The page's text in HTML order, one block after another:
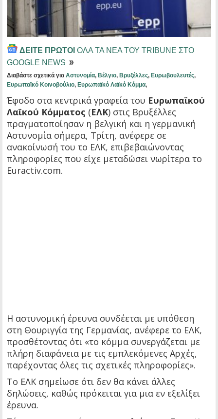
ΔΕΙΤΕ ΠΡΩΤΟΙ ΟΛΑ ΤΑ ΝΕΑ ΤΟΥ TRIBUNE ΣΤΟ
GOOGLE NEWS
Διαβάστε σχετικά για Αστυνομία, Βέλγιο, Βρυξέλλες, Ευρωβουλευτές,
Ευρωπαϊκό Κοινοβούλιο, Ευρωπαϊκό Λαϊκό Κόμμα,
Έφοδο στα κεντρικά γραφεία του Ευρωπαϊκού
Λαϊκού Κόμματος (ΕΛΚ) στις Βρυξέλλες
πραγματοποίησαν η βελγική και η γερμανική
Αστυνομία σήμερα, Τρίτη, ανέφερε σε
ανακοίνωσή του το ΕΛΚ, επιβεβαιώνοντας
πληροφορίες που είχε μεταδώσει νωρίτερα το
Euractiv.com.
Η αστυνομική έρευνα συνδέεται με υπόθεση
στη Θουριγγία της Γερμανίας, ανέφερε το ΕΛΚ,
προσθέτοντας ότι «το κόμμα συνεργάζεται με
πλήρη διαφάνεια με τις εμπλεκόμενες Αρχές,
παρέχοντας όλες τις σχετικές πληροφορίες».
Το ΕΛΚ σημείωσε ότι δεν θα κάνει άλλες
δηλώσεις, καθώς πρόκειται για μια εν εξελίξει
έρευνα.